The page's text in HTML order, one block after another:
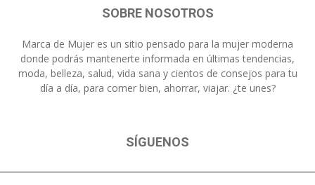
SOBRE NOSOTROS
Marca de Mujer es un sitio pensado para la mujer moderna
donde podrás mantenerte informada en últimas tendencias,
moda, belleza, salud, vida sana y cientos de consejos para tu
día a día, para comer bien, ahorrar, viajar. ¿te unes?
SÍGUENOS